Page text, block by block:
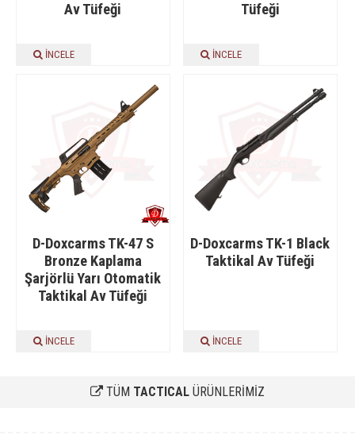
Av Tüfeği
İNCELE
Tüfeği
İNCELE
D-Doxcarms TK-47 S
Bronze Kaplama
Şarjörlü Yarı Otomatik
Taktikal Av Tüfeği
İNCELE
D-Doxcarms TK-1 Black
Taktikal Av Tüfeği
İNCELE
TÜM TACTICAL ÜRÜNLERİMİZ